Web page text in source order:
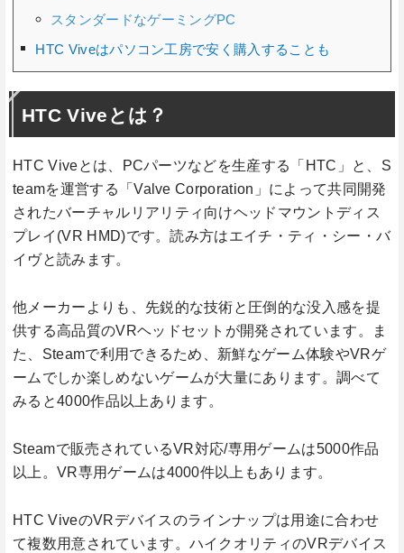
スタンダードなゲーミングPC
HTC Viveはパソコン工房で安く購入することも
HTC Viveとは？
HTC Viveとは、PCパーツなどを生産する「HTC」と、S
teamを運営する「Valve Corporation」によって共同開発
されたバーチャルリアリティ向けヘッドマウントディス
プレイ(VR HMD)です。読み方はエイチ・ティ・シー・バ
イヴと読みます。
他メーカーよりも、先鋭的な技術と圧倒的な没入感を提
供する高品質のVRヘッドセットが開発されています。ま
た、Steamで利用できるため、新鮮なゲーム体験やVRゲ
ームでしか楽しめないゲームが大量にあります。調べて
みると4000作品以上あります。
Steamで販売されているVR対応/専用ゲームは5000作品
以上。VR専用ゲームは4000件以上もあります。
HTC ViveのVRデバイスのラインナップは用途に合わせ
て複数用意されています。ハイクオリティのVRデバイス